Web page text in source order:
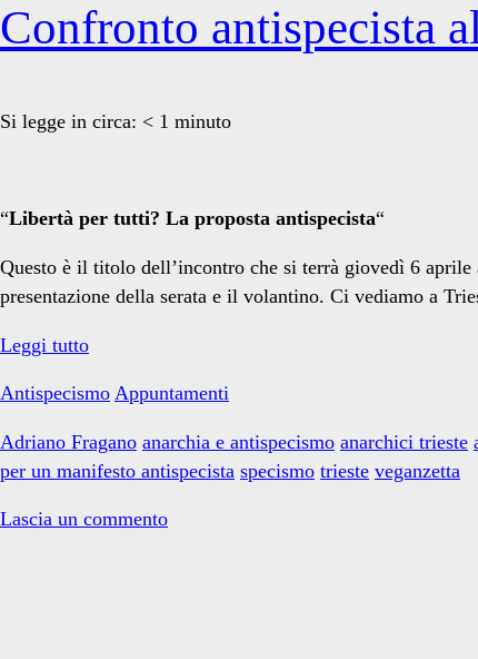
Confronto antispecista
Si legge in circa: < 1 minuto
“Libertà per tutti? La proposta antispecista“
Questo è il titolo dell’incontro che si terrà giovedì 6
presentazione della serata e il volantino. Ci vediamo a
Leggi tuttoConfronto
al
di
Antispecismo Appuntamenti
Adriano Fragano anarchia e antispecismo anarchici trieste
per un manifesto antispecista specismo trieste veganzetta
Lascia un commento